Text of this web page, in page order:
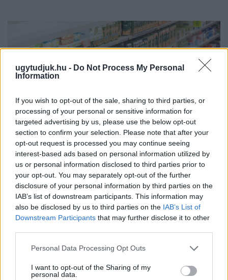
ugytudjuk.hu - Do Not Process My Personal
Information
If you wish to opt-out of the sale, sharing to third parties, or
processing of your personal or sensitive information for
targeted advertising by us, please use the below opt-out
section to confirm your selection. Please note that after your
opt-out request is processed you may continue seeing
interest-based ads based on personal information utilized by
us or personal information disclosed to third parties prior to
your opt-out. You may separately opt-out of the further
disclosure of your personal information by third parties on the
IAB’s list of downstream participants. This information may
also be disclosed by us to third parties on the IAB’s List of
Downstream Participants that may further disclose it to other
Please note that this website/app uses one or more Google
not limited to your visit or usage behaviour. You may click to
grant or deny consent to Google and its third-party tags to
Personal Data Processing Opt Outs
I want to opt-out of the Sharing of my
personal data.
ÖRÖMHÍR: TÍZ ÉVE NEM VOLT ILYEN ALACSONY AZ
INFLÁCIÓ MAGYARORSZÁGON
Júliusban mindössze 1,2 százalékkal emelkedtek éves
összevetésben a fogyasztói árak, miközben az élelmiszerek ára
már csökkent.